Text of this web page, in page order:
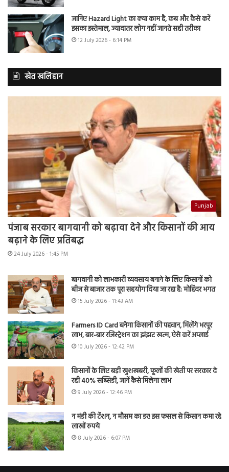
जानिए Hazard Light का क्या काम है, कब और कैसे करें
इसका इस्तेमाल, ज्यादातर लोग नहीं जानते सही तरीका
12 July 2026 - 6:14 PM
खेत खलिहान
Punjab
पंजाब सरकार बागवानी को बढ़ावा देने और किसानों की आय
बढ़ाने के लिए प्रतिबद्ध
24 July 2026 - 1:45 PM
बागवानी को लाभकारी व्यवसाय बनाने के लिए किसानों को
बीज से बाजार तक पूरा सहयोग दिया जा रहा है: मोहिंदर भगत
15 July 2026 - 11:43 AM
Farmers ID Card बनेगा किसानों की पहचान, मिलेंगे भरपूर
लाभ, बार-बार रजिस्ट्रेशन का झंझट खत्म, ऐसे करें अप्लाई
10 July 2026 - 12:42 PM
किसानों के लिए बड़ी खुशखबरी, फूलों की खेती पर सरकार दे
रही 40% सब्सिडी, जानें कैसे मिलेगा लाभ
9 July 2026 - 12:46 PM
न मंडी की टेंशन, न मौसम का डर! इस फसल से किसान कमा रहे
लाखों रुपये
8 July 2026 - 6:07 PM